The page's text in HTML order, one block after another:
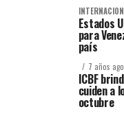
Estados
para
país
7 años ago
ICBF
cuiden a
octubre